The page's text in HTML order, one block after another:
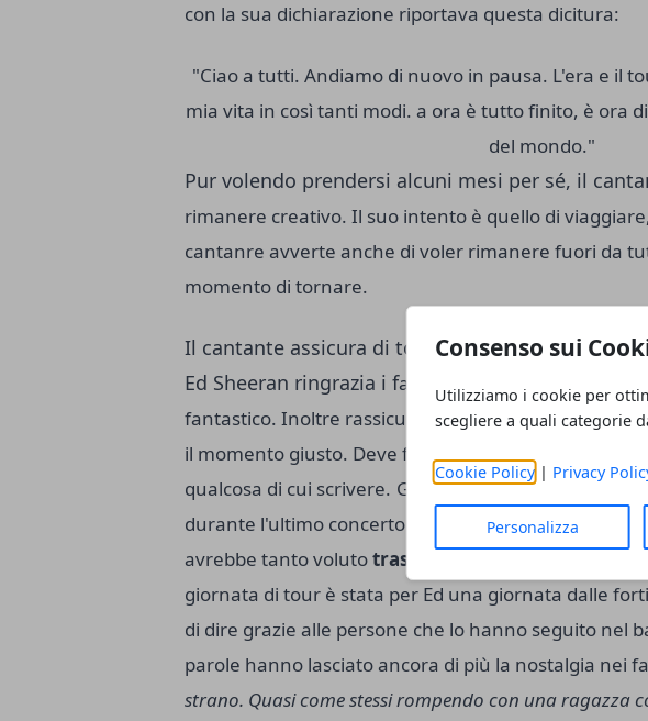
Consenso sui
Utilizziamo i cookie per
scegliere a quali categorie
Cookie Policy| Privacy
Personalizza
con la sua dichiarazione riportava questa dicitura:
"Ciao a tutti. Andiamo di nuovo in pausa. L'era e il
mia vita in così tanti modi. a ora è tutto finito, è ora
del mondo."
Pur volendo prendersi alcuni mesi per sé, il
rimanere creativo. Il suo intento è quello di
cantanre avverte anche di voler rimanere fuori da
momento di tornare.
Il cantante assicura di tornare a cantare
Ed Sheeran ringrazia i fan, p
er essere sempre stati
fantastico. Inoltre rassicura di voler tornare con della
il momento giusto. Deve fare solo le giuste
qualcosa di cui scrivere. Già lo scorso mese di
durante l'ultimo concerto del suo tour Divide, nella
avrebbe tanto volutotrascorrere più tempo con la
giornata di tour è stata per Ed una giornata dalle
di dire grazie alle persone che lo hanno seguito nel
parole hanno lasciato ancora di più la nostalgia nei
strano. Quasi come stessi rompendo con una ragazza